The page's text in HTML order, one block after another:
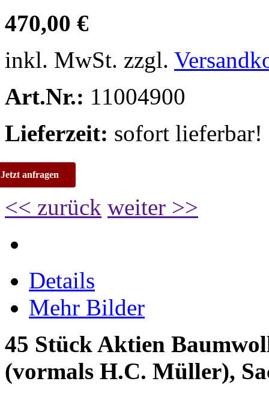
470,00 €
inkl. MwSt. zzgl.
Art.Nr.: 11004900
Lieferzeit: sofort lieferbar!
Jetzt anfragen
<< zurück weiter >>
Details
Mehr Bilder
45 Stück Aktien
(vormals H.C. Müller),